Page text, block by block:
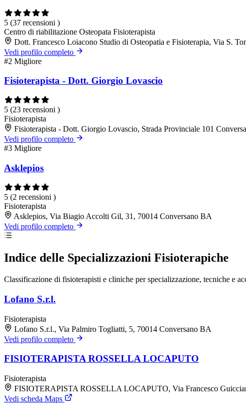
5 (37 recensioni )
Centro di riabilitazione Osteopata Fisioterapista
Dott. Francesco Loiacono Studio di Osteopatia e Fisioterapia, Via S.
Vedi profilo completo
#2 Migliore
Fisioterapista - Dott. Giorgio Lovascio
5 (23 recensioni )
Fisioterapista
Fisioterapista - Dott. Giorgio Lovascio, Strada Provinciale 101
Vedi profilo completo
#3 Migliore
Asklepios
5 (2 recensioni )
Fisioterapista
Asklepios, Via Biagio Accolti Gil, 31, 70014 Conversano BA
Vedi profilo completo
Indice delle Specializzazioni Fisioterapiche
Classificazione di fisioterapisti e cliniche per specializzazione, tecniche e
Lofano S.r.l.
Fisioterapista
Lofano S.r.l., Via Palmiro Togliatti, 5, 70014 Conversano BA
Vedi profilo completo
FISIOTERAPISTA ROSSELLA LOCAPUTO
Fisioterapista
FISIOTERAPISTA ROSSELLA LOCAPUTO, Via Francesco
Vedi scheda Maps